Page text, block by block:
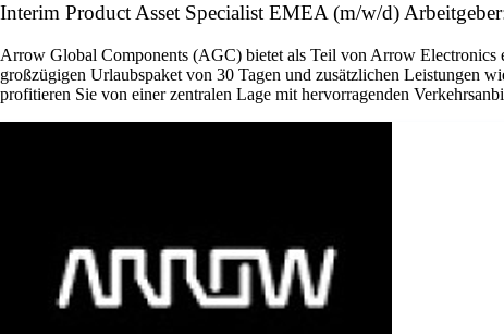
Interim Product Asset Specialist EMEA (m/w/d)
Arrow Global Components (AGC) bietet als Teil von Arrow Electronics
großzügigen Urlaubspaket von 30 Tagen und zusätzlichen Leistungen
profitieren Sie von einer zentralen Lage mit hervorragenden